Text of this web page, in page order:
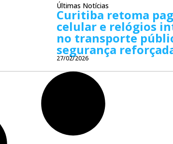
Últimas Notícias
Curitiba retoma
celular e relógios
no transporte
segurança
27/02/2026